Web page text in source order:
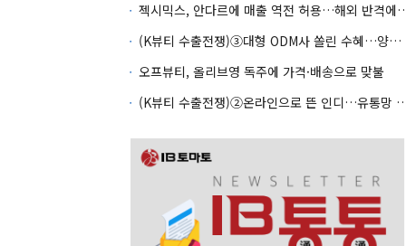
젝시믹스, 안다르에 매
(K뷰티 수출전쟁)③대형 ODM사 쏠린 수혜…양극화 심화 우려
오프뷰티, 올리브영 독주에 가격·배송으로 맞불
(K뷰티 수출전쟁)②온라인으로